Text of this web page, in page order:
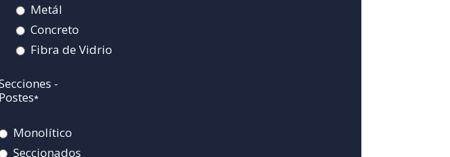
Metál
Concreto
Fibra de Vidrio
-
Postes*
Monolítico
Seccionados